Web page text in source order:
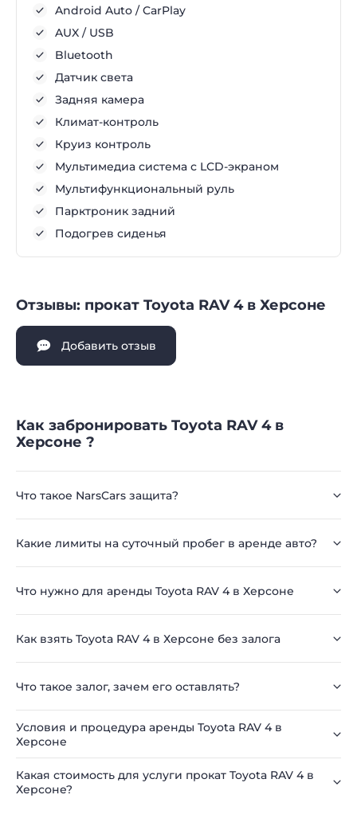
Android Auto / CarPlay
AUX / USB
Bluetooth
Датчик света
Задняя камера
Климат-контроль
Круиз контроль
Мультимедиа система с LCD-экраном
Мультифункциональный руль
Парктроник задний
Подогрев сиденья
Отзывы: прокат Toyota RAV 4 в Херсоне
Добавить отзыв
Как забронировать Toyota RAV 4 в
Херсоне ?
Что такое NarsCars защита?
Какие лимиты на суточный пробег в аренде авто?
Что нужно для аренды Toyota RAV 4 в Херсоне
Как взять Toyota RAV 4 в Херсоне без залога
Что такое залог, зачем его оставлять?
Условия и процедура аренды Toyota RAV 4 в
Херсоне
Какая стоимость для услуги прокат Toyota RAV 4 в
Херсоне?